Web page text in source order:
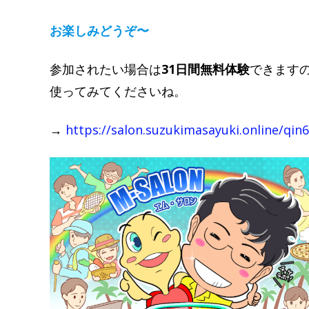
お楽しみどうぞ〜
参加されたい場合は31日間無料体験できます
使ってみてくださいね。
→ https://salon.suzukimasayuki.online/qin6